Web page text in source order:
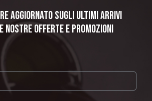
aggiornato sugli ultimi arrivi
nostre offerte e promozioni